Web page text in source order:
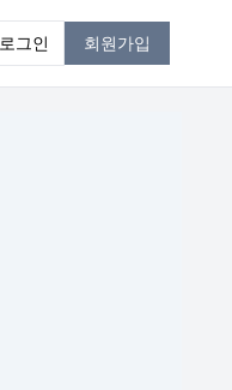
로그인 회원가입